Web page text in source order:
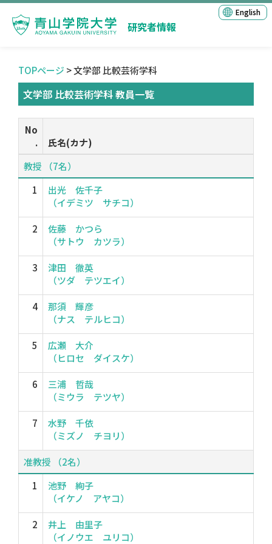
研究者情報
English
TOPページ > 文学部 比較芸術学科
文学部 比較芸術学科 教員一覧
No
.
氏名(カナ)
教授 （7名）
1
出光 佐千子
（イデミツ サチコ）
2
佐藤 かつら
（サトウ カツラ）
3
津田 徹英
（ツダ テツエイ）
4
那須 輝彦
（ナス テルヒコ）
5
広瀬 大介
（ヒロセ ダイスケ）
6
三浦 哲哉
（ミウラ テツヤ）
7
水野 千依
（ミズノ チヨリ）
准教授 （2名）
1
池野 絢子
（イケノ アヤコ）
2
井上 由里子
（イノウエ ユリコ）